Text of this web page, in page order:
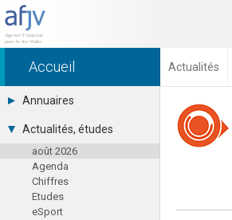
Accueil Actualités
Annuaires
Toutes les sociétés (691)
Studios (418)
Editeurs (49)
Distributeurs (16)
Hard. / Accessoires (10)
Middlewares (15)
Prestataires (99)
Actualités, études
août 2026
Agenda
Chiffres
Etudes
eSport